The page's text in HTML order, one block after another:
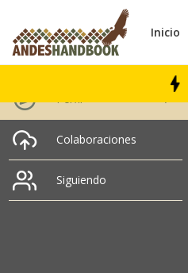
Inicio
Mauricio Morales
Perfil
Colaboraciones
Siguiendo